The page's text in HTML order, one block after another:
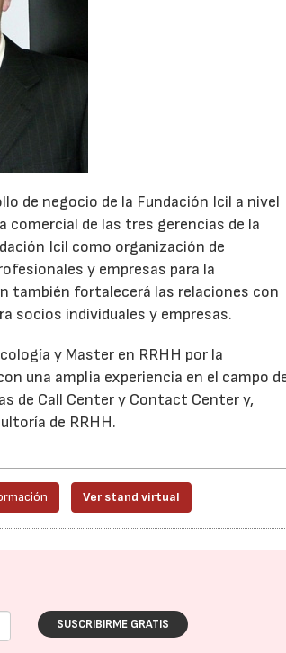
de negocio de la Fundación Icil a nivel
de las tres gerencias de la
Icil como organización de
y empresas para la
también fortalecerá las relaciones con
socios individuales y empresas.
y Master en RRHH por la
una amplia experiencia en el campo
de Call Center y Contact Center y,
de RRHH.
Ver stand virtual
SUSCRIBIRME GRATIS